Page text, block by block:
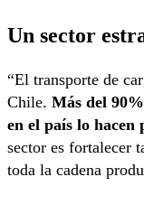
Un sector
“El transporte de
Chile. Más del
en el país lo hacen
sector es fortalecer
toda la cadena